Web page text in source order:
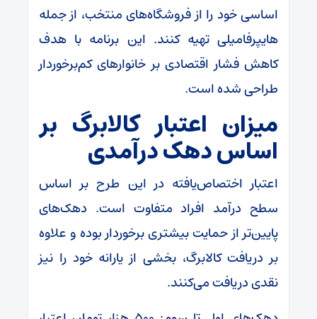
اساسی خود را از فروشگاه‌های منتخب، از جمله
هایپرفامیلی تهیه کنند. این برنامه با هدف
کاهش فشار اقتصادی بر خانوارهای کم‌برخوردار
طراحی شده است.
میزان اعتبار کالابرگ بر
اساس دهک درآمدی
اعتبار اختصاص‌یافته در این طرح بر اساس
سطح درآمد افراد متفاوت است. دهک‌های
پایین‌تر از حمایت بیشتری برخوردار بوده و علاوه
بر دریافت کالابرگ، بخشی از یارانه خود را نیز
نقدی دریافت می‌کنند.